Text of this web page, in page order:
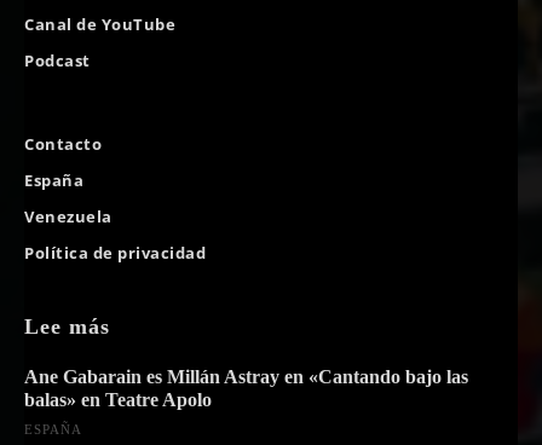
Canal de YouTube
Podcast
Contacto
España
Venezuela
Política de privacidad
Lee más
Ane Gabarain es Millán Astray en «Cantando bajo las
balas» en Teatre Apolo
ESPAÑA